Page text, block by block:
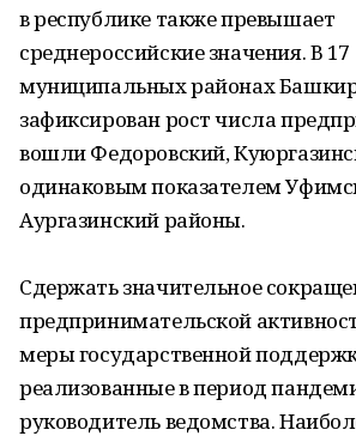
в республике также превышает
среднероссийские значения. В 17
муниципальных районах
зафиксирован рост числа
вошли Федоровский,
одинаковым показателем
Аургазинский районы.
Сдержать значительное
предпринимательской
меры государственной
реализованные в период
руководитель ведомства.